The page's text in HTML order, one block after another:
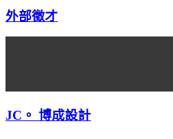
外部徵才
JC。 博成設計